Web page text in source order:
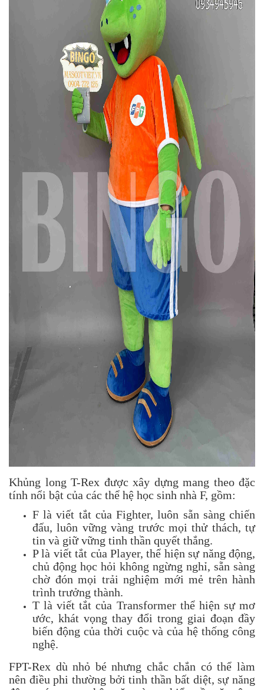
Khủng long T-Rex được xây dựng mang theo đặc
tính nổi bật của các thể hệ học sinh nhà F, gồm:
F là viết tắt của Fighter, luôn sẵn sàng chiến
đấu, luôn vững vàng trước mọi thử thách, tự
tin và giữ vững tinh thần quyết thắng.
P là viết tắt của Player, thể hiện sự năng động,
chủ động học hỏi không ngừng nghỉ, sẵn sàng
chờ đón mọi trải nghiệm mới mẻ trên hành
trình trưởng thành.
T là viết tắt của Transformer thể hiện sự mơ
ước, khát vọng thay đổi trong giai đoạn đầy
biến động của thời cuộc và của hệ thống công
nghệ.
FPT-Rex dù nhỏ bé nhưng chắc chắn có thể làm
nên điều phi thường bởi tinh thần bất diệt, sự năng